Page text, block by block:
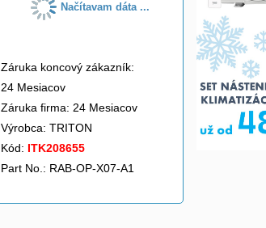
Načítavam dáta ...
Záruka koncový zákazník:
24 Mesiacov
Záruka firma: 24 Mesiacov
Výrobca: TRITON
Kód: ITK208655
Part No.: RAB-OP-X07-A1